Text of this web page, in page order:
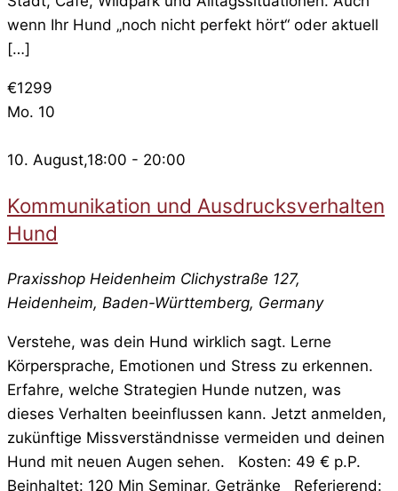
wenn Ihr Hund „noch nicht perfekt hört“ oder aktuell
[…]
€1299
Mo. 10
10. August,18:00 - 20:00
Kommunikation und Ausdrucksverhalten
Hund
Praxisshop Heidenheim Clichystraße 127,
Heidenheim, Baden-Württemberg, Germany
Verstehe, was dein Hund wirklich sagt. Lerne
Körpersprache, Emotionen und Stress zu erkennen.
Erfahre, welche Strategien Hunde nutzen, was
dieses Verhalten beeinflussen kann. Jetzt anmelden,
zukünftige Missverständnisse vermeiden und deinen
Hund mit neuen Augen sehen. Kosten: 49 € p.P.
Beinhaltet: 120 Min Seminar, Getränke Referierend: